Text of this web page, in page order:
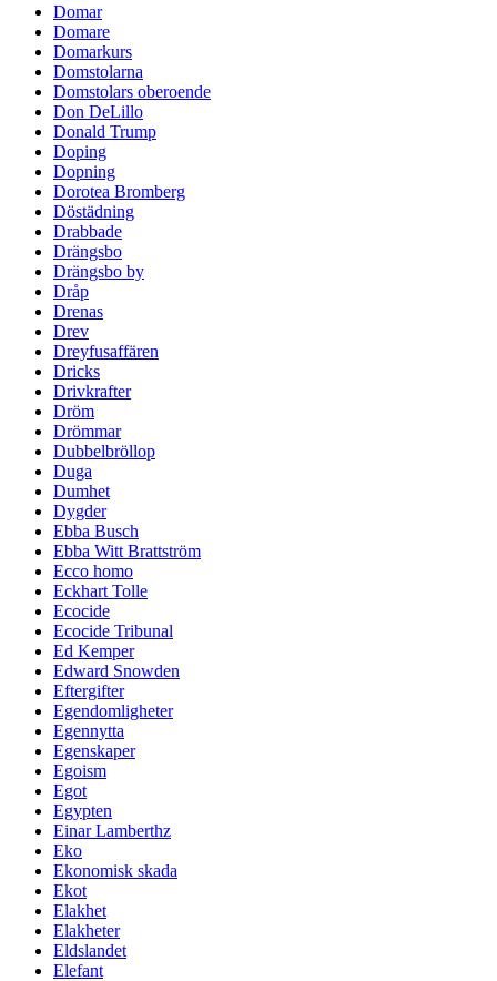
Domar
Domare
Domarkurs
Domstolarna
Domstolars oberoende
Don DeLillo
Donald Trump
Doping
Dopning
Dorotea Bromberg
Döstädning
Drabbade
Drängsbo
Drängsbo by
Dråp
Drenas
Drev
Dreyfusaffären
Dricks
Drivkrafter
Dröm
Drömmar
Dubbelbröllop
Duga
Dumhet
Dygder
Ebba Busch
Ebba Witt Brattström
Ecco homo
Eckhart Tolle
Ecocide
Ecocide Tribunal
Ed Kemper
Edward Snowden
Eftergifter
Egendomligheter
Egennytta
Egenskaper
Egoism
Egot
Egypten
Einar Lamberthz
Eko
Ekonomisk skada
Ekot
Elakhet
Elakheter
Eldslandet
Elefant